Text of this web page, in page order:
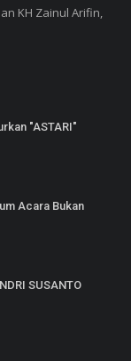
KH Zainul Arifin,
"ASTARI"
Acara Bukan
SUSANTO